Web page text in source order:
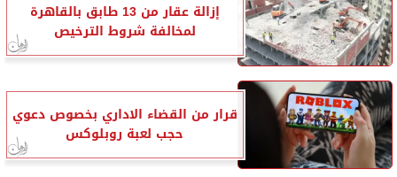
إزالة عقار من 13 طابق بالقاهرة
لمخالفة شروط الترخيص
قرار من القضاء الاداري بخصوص دعوي
حجب لعبة روبلوكس